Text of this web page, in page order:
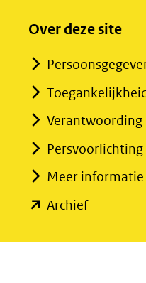
Over deze site
Verantwoording
Persvoorlichting
Meer informatie
Archief(opent